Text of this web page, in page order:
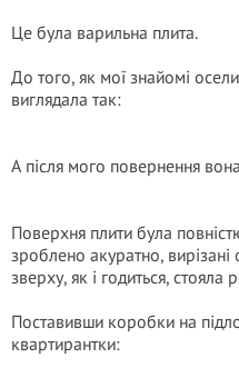
Це була варильна плита.
До того, як мої знайомі
виглядала так:
А після мого повернення
Поверхня плити була
зроблено акуратно,
зверху, як і годиться, стояла
Поставивши коробки на
квартирантки: